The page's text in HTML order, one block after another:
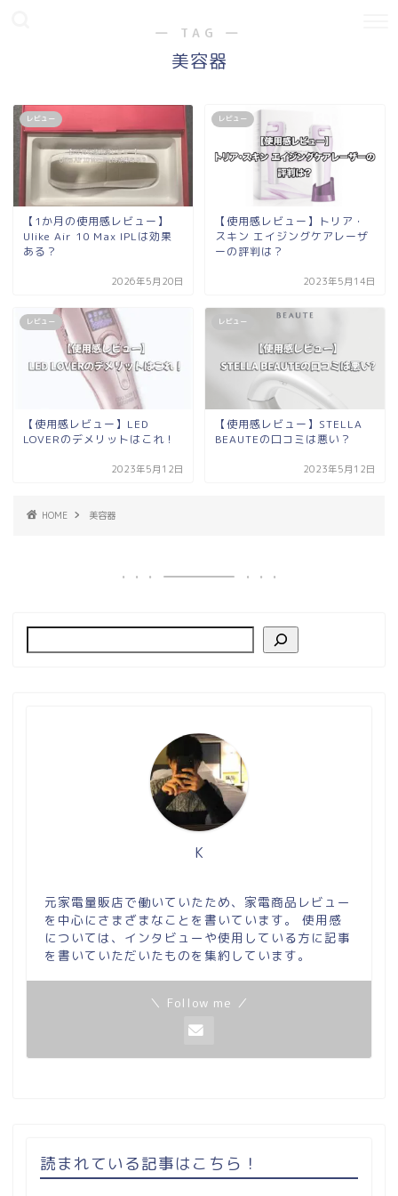
― TAG ―
美容器
レビュー
【1か月の使用感レビュー】
Ulike Air 10 Max IPLは効果
ある？
2026年5月20日
レビュー
【使用感レビュー】トリア・
スキン エイジングケアレーザ
ーの評判は？
2023年5月14日
レビュー
【使用感レビュー】LED
LOVERのデメリットはこれ！
2023年5月12日
レビュー
【使用感レビュー】STELLA
BEAUTEの口コミは悪い？
2023年5月12日
HOME 美容器
K
元家電量販店で働いていたため、家電商品レビュー
を中心にさまざまなことを書いています。 使用感
については、インタビューや使用している方に記事
を書いていただいたものを集約しています。
＼ Follow me ／
読まれている記事はこちら！